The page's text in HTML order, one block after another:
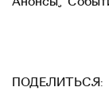
ПОДЕЛИТЬСЯ: